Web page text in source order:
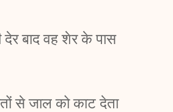
बाद वह शेर के पास
से जाल को काट देता